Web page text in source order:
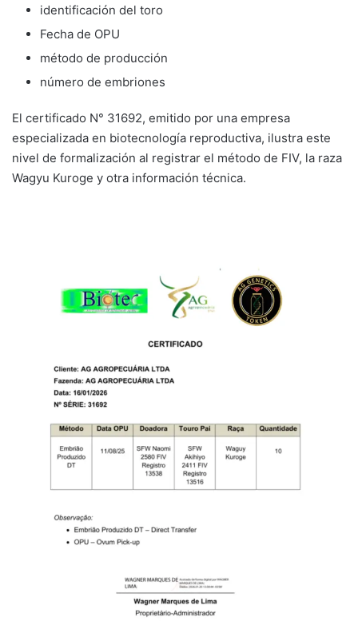
identificación del toro
Fecha de OPU
método de producción
número de embriones
El certificado N° 31692, emitido por una empresa
especializada en biotecnología reproductiva, ilustra este
nivel de formalización al registrar el método de FIV, la raza
Wagyu Kuroge y otra información técnica.